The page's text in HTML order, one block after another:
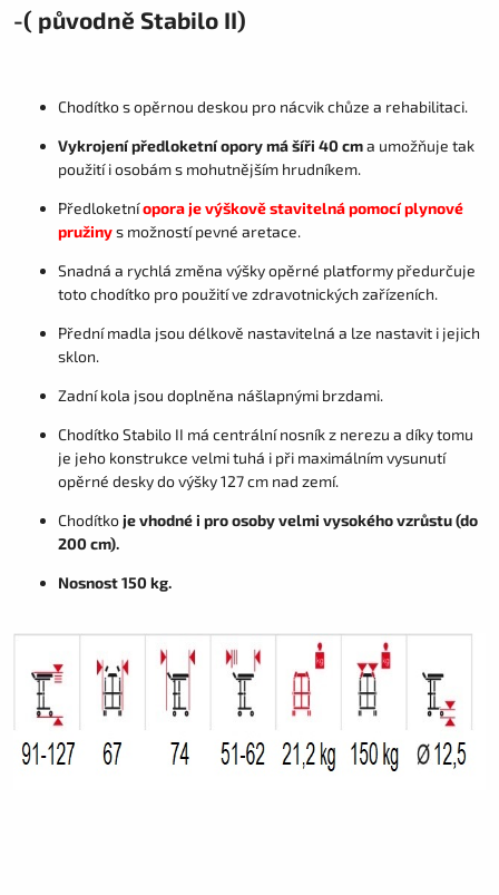
-( původně Stabilo II)
Chodítko s opěrnou deskou pro nácvik chůze a rehabilitaci.
Vykrojení předloketní opory má šíři 40 cma umožňuje tak
použití i osobám s mohutnějším hrudníkem.
Předloketníopora je výškově stavitelná pomocí plynové
pružinys možností pevné aretace.
Snadná a rychlá změna výšky opěrné platformy předurčuje
toto chodítko pro použití ve zdravotnických zařízeních.
Přední madla jsou délkově nastavitelná a lze nastavit i jejich
sklon.
Zadní kola jsou doplněna nášlapnými brzdami.
Chodítko Stabilo II má centrální nosník z nerezu a díky tomu
je jeho konstrukce velmi tuhá i při maximálním vysunutí
opěrné desky do výšky 127 cm nad zemí.
Chodítko je vhodné i pro osoby velmi vysokého vzrůstu (do
200 cm).
Nosnost 150 kg.